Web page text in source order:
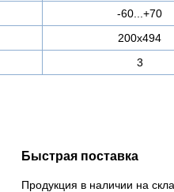
-60...+70
200х494
3
Быстрая поставка
Продукция в наличии на